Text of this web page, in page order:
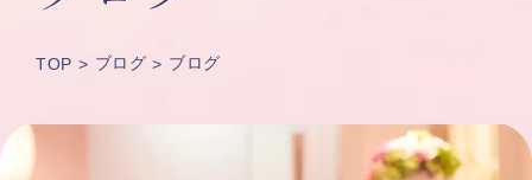
TOP ブログ ブログ